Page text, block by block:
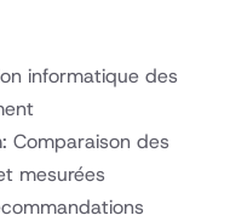
informatique des
: Comparaison des
mesurées